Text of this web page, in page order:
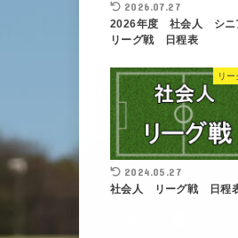
2026.07.27
2026年度 社会人 シ
リーグ戦 日程表
リ
2024.05.27
社会人 リーグ戦 日程